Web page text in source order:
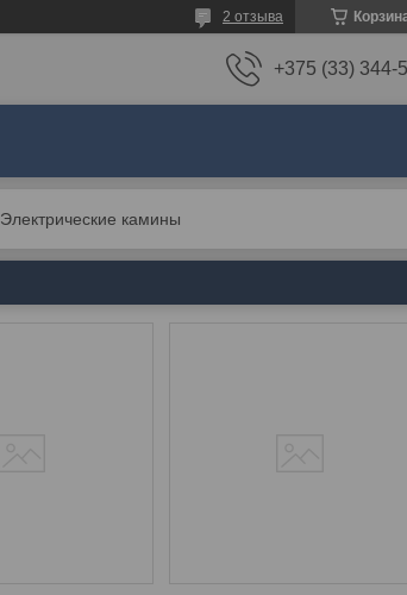
2 отзыва
+375 (33) 344-
Электрические камины